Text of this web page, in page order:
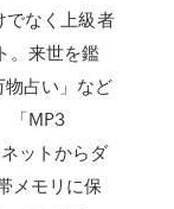
でなく上級者
。来世を鑑
占い」など
「MP3
ットからダ
メモリに保